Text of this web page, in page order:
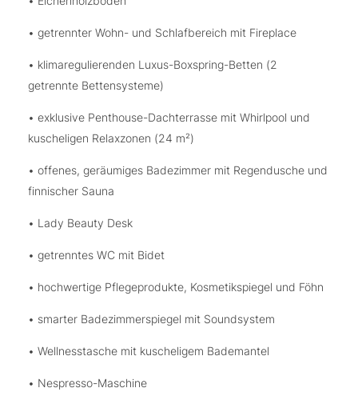
• getrennter Wohn- und Schlafbereich mit Fireplace
• klimaregulierenden Luxus-Boxspring-Betten (2
getrennte Bettensysteme)
• exklusive Penthouse-Dachterrasse mit Whirlpool und
kuscheligen Relaxzonen (24 m²)
• offenes, geräumiges Badezimmer mit Regendusche und
finnischer Sauna
• Lady Beauty Desk
• getrenntes WC mit Bidet
• hochwertige Pflegeprodukte, Kosmetikspiegel und Föhn
• smarter Badezimmerspiegel mit Soundsystem
• Wellnesstasche mit kuscheligem Bademantel
• Nespresso-Maschine